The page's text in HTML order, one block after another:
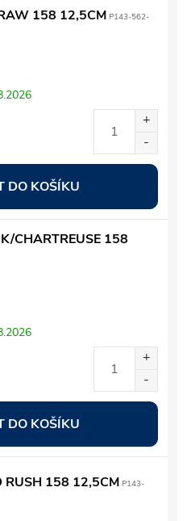
158 12,5CM P143-562-
DO KOŠÍKU
CHARTREUSE 158
DO KOŠÍKU
RUSH 158 12,5CM P143-